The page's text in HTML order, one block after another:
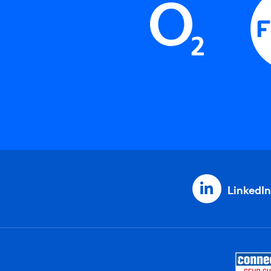
LinkedIn